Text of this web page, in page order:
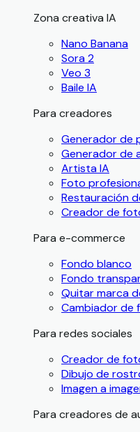
Zona creativa IA
Nano Banana
Sora 2
Veo 3
Baile IA
Para creadores
Generador de
Generador de
Artista IA
Foto
Restauración
Creador de
Para e-commerce
Fondo blanco
Fondo
Quitar marca
Cambiador de
Para redes sociales
Creador de
Dibujo de
Imagen a
Para creadores de